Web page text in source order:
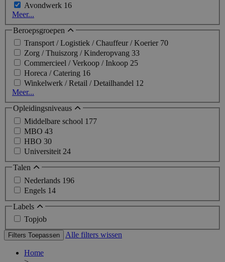
Avondwerk 16
Meer...
Beroepsgroepen
Transport / Logistiek / Chauffeur / Koerier 70
Zorg / Thuiszorg / Kinderopvang 33
Commercieel / Verkoop / Inkoop 25
Horeca / Catering 16
Winkelwerk / Retail / Detailhandel 12
Meer...
Opleidingsniveaus
Middelbare school 177
MBO 43
HBO 30
Universiteit 24
Talen
Nederlands 196
Engels 14
Labels
Topjob
Filters Toepassen Alle filters wissen
Home